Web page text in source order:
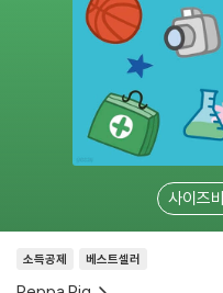
사이즈
소득공제 베스트셀러